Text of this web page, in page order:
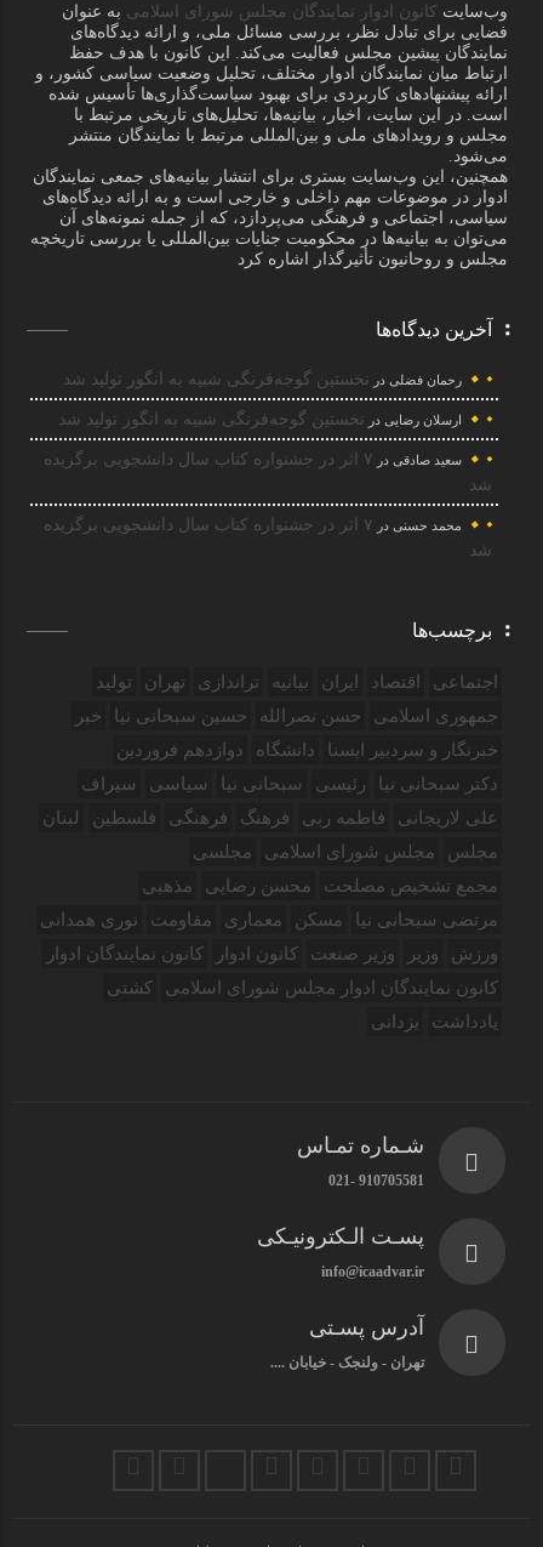
وب‌سایت کانون ادوار نمایندگان مجلس شورای اسلامی به عنوان
فضایی برای تبادل نظر، بررسی مسائل ملی، و ارائه دیدگاه‌های
نمایندگان پیشین مجلس فعالیت می‌کند. این کانون با هدف حفظ
ارتباط میان نمایندگان ادوار مختلف، تحلیل وضعیت سیاسی کشور، و
ارائه پیشنهادهای کاربردی برای بهبود سیاست‌گذاری‌ها تأسیس شده
است. در این سایت، اخبار، بیانیه‌ها، تحلیل‌های تاریخی مرتبط با
مجلس و رویدادهای ملی و بین‌المللی مرتبط با نمایندگان منتشر
می‌شود.
همچنین، این وب‌سایت بستری برای انتشار بیانیه‌های جمعی نمایندگان
ادوار در موضوعات مهم داخلی و خارجی است و به ارائه دیدگاه‌های
سیاسی، اجتماعی و فرهنگی می‌پردازد، که از جمله نمونه‌های آن
می‌توان به بیانیه‌ها در محکومیت جنایات بین‌المللی یا بررسی تاریخچه
مجلس و روحانیون تأثیرگذار اشاره کرد
آخرین دیدگاه‌ها
رحمان فضلی در نخستین گوجه‌فرنگی شبیه به انگور تولید شد
ارسلان رضایی در نخستین گوجه‌فرنگی شبیه به انگور تولید شد
سعید صادقی در
۷ اثر در جشنواره کتاب سال دانشجویی برگزیده
شد
محمد حسنی در
۷ اثر در جشنواره کتاب سال دانشجویی برگزیده
شد
برچسب‌ها
اجتماعی اقتصاد ایران بیانیه تراندازی تهران
تولید
جمهوری اسلامی
حسن نصرالله حسین سبحانی نیا
خبر
خبرنگار و سردبیر ایسنا
دانشگاه
دوازدهم فروردین‌
دکتر سبحانی نیا
رئیسی سبحانی نیا سیاسی
سیراف
علی لاریجانی
فاطمه ربی فرهنگ فرهنگی فلسطین
لبنان
مجلس
مجلس شورای اسلامی
مجلسی
مجمع تشخیص مصلحت
محسن رضایی
مذهبی
مرتضی سبحانی نیا
مسکن معماری مقاومت
نوری همدانی
ورزش
وزیر وزیر صنعت کانون ادوار
کانون نمایندگان ادوار
کانون نمایندگان ادوار مجلس شورای اسلامی
کشتی
یادداشت
یزدانی
شـماره تمـاس
910705581 -021
پسـت الـکترونیـکی
info@icaadvar.ir
آدرس پسـتی
تهران - ولنجک - خیابان ....